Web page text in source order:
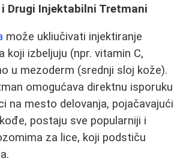
Drugi Injektabilni Tretmani
može ukliučivati injektiranje
koji izbeljuju (npr. vitamin C,
u mezoderm (srednji sloj kože).
omogućava direktnu isporuku
na mesto delovanja, pojačavajući
postaju sve popularniji i
za lice, koji podstiču